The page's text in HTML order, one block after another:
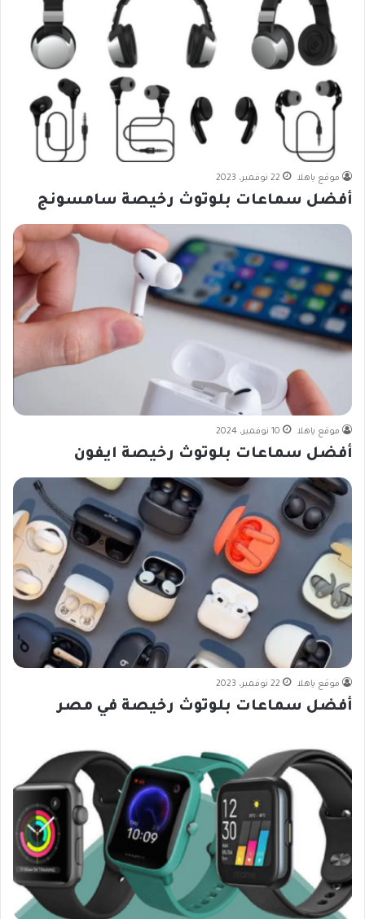
موقع ياهلا 22 نوفمبر، 2023
أفضل سماعات بلوتوث رخيصة سامسونج
موقع ياهلا 10 نوفمبر، 2024
أفضل سماعات بلوتوث رخيصة ايفون
موقع ياهلا 22 نوفمبر، 2023
أفضل سماعات بلوتوث رخيصة في مصر